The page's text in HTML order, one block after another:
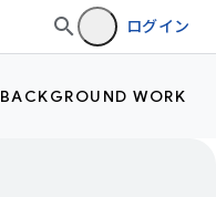
ログイン
BACKGROUND WORK